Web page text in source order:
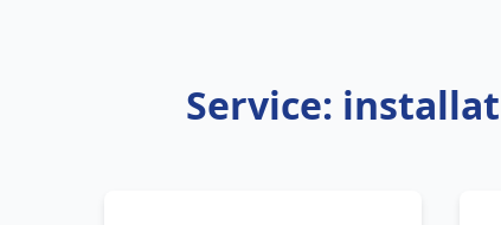
Service: